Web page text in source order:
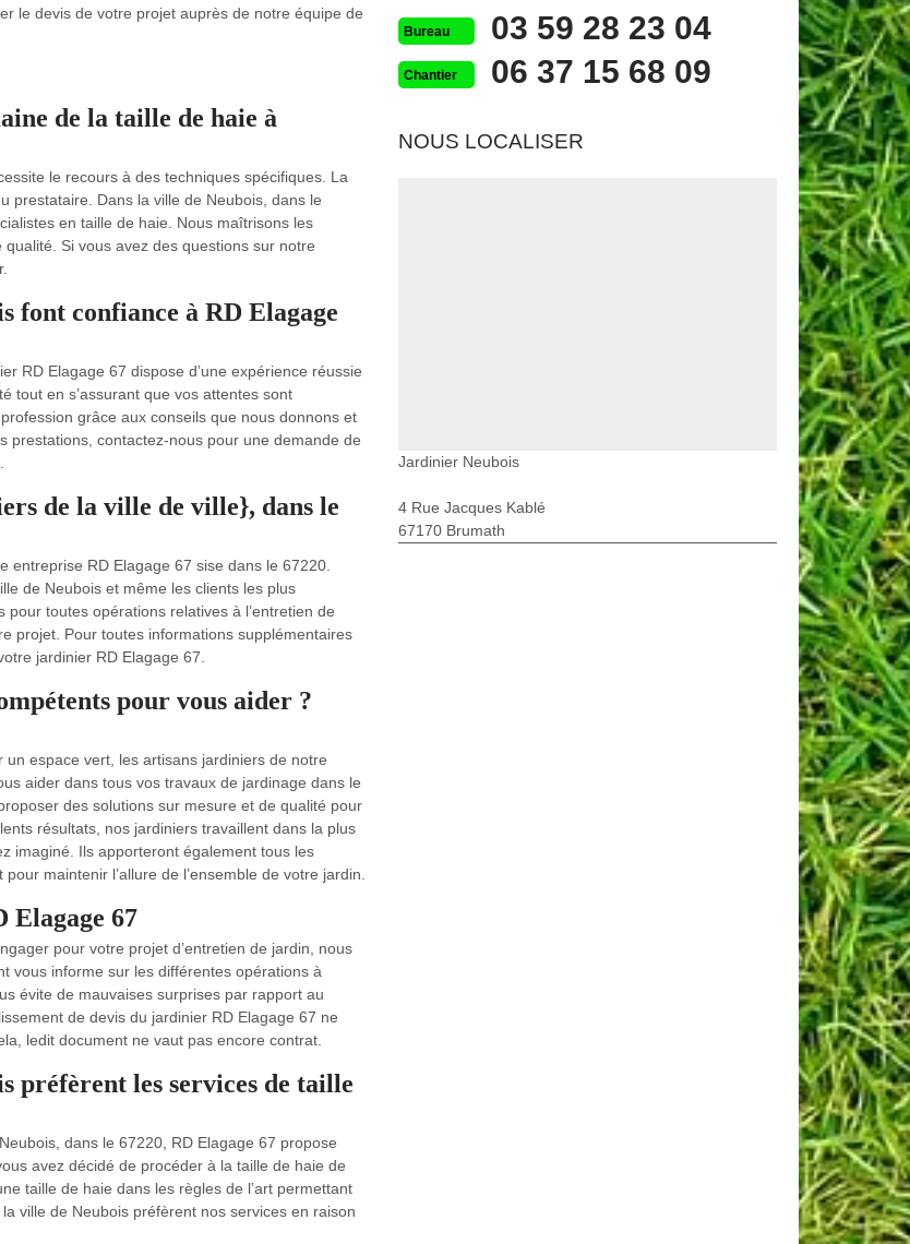
le devis de votre projet auprès de notre équipe de
de la taille de haie à
le recours à des techniques spécifiques. La
prestataire. Dans la ville de Neubois, dans le
en taille de haie. Nous maîtrisons les
Si vous avez des questions sur notre
font confiance à RD Elagage
RD Elagage 67 dispose d’une expérience réussie
tout en s’assurant que vos attentes sont
grâce aux conseils que nous donnons et
prestations, contactez-nous pour une demande de
de la ville de ville}, dans le
entreprise RD Elagage 67 sise dans le 67220.
de Neubois et même les clients les plus
toutes opérations relatives à l’entretien de
projet. Pour toutes informations supplémentaires
jardinier RD Elagage 67.
pour vous aider ?
espace vert, les artisans jardiniers de notre
aider dans tous vos travaux de jardinage dans le
des solutions sur mesure et de qualité pour
résultats, nos jardiniers travaillent dans la plus
imaginé. Ils apporteront également tous les
maintenir l’allure de l’ensemble de votre jardin.
Elagage 67
pour votre projet d’entretien de jardin, nous
vous informe sur les différentes opérations à
évite de mauvaises surprises par rapport au
de devis du jardinier RD Elagage 67 ne
ledit document ne vaut pas encore contrat.
préfèrent les services de taille
dans le 67220, RD Elagage 67 propose
avez décidé de procéder à la taille de haie de
taille de haie dans les règles de l’art permettant
ville de Neubois préfèrent nos services en raison
Bureau 03 59 28 23 04
Chantier 06 37 15 68 09
NOUS LOCALISER
Jardinier Neubois
4 Rue Jacques Kablé
67170 Brumath